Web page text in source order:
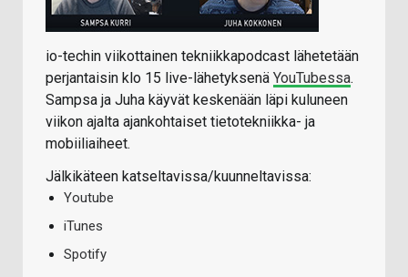
io-techin viikottainen tekniikkapodcast lähetetään
perjantaisin klo 15 live-lähetyksenä YouTubessa.
Sampsa ja Juha käyvät keskenään läpi kuluneen
viikon ajalta ajankohtaiset tietotekniikka- ja
mobiiliaiheet.
Jälkikäteen katseltavissa/kuunneltavissa:
Youtube
iTunes
Spotify